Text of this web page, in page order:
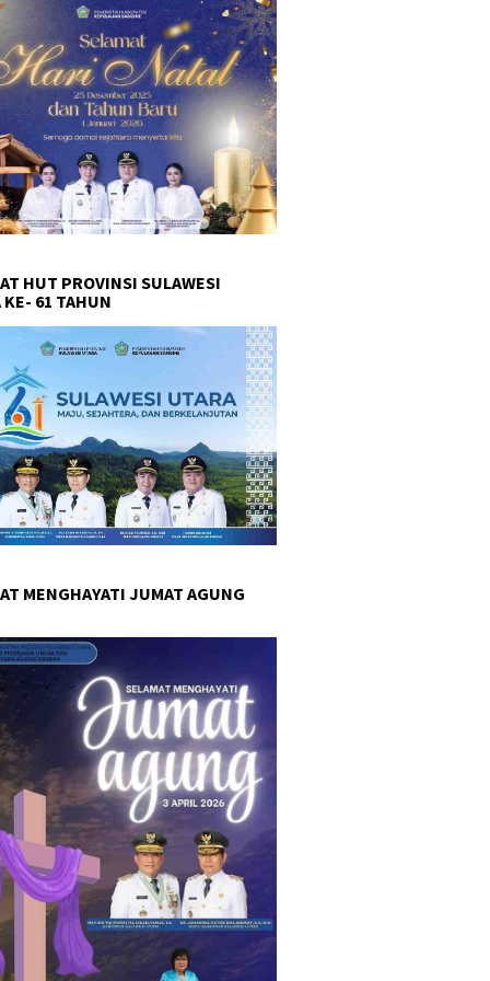
HUT PROVINSI SULAWESI
KE- 61 TAHUN
MENGHAYATI JUMAT AGUNG